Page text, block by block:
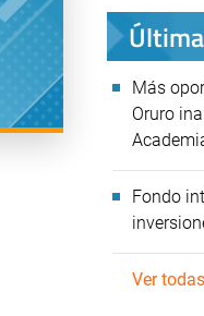
Más
Oruro
Fondo
Ver